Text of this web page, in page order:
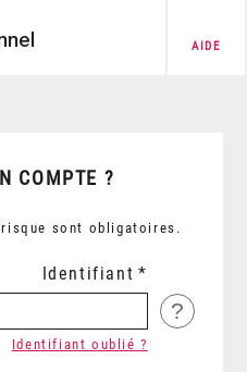
AIDE
COMPTE ?
sont obligatoires.
Identifiant
?
Identifiant oublié ?